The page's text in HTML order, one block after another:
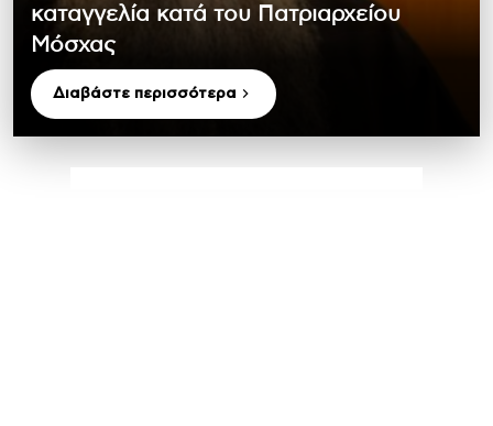
καταγγελία κατά του Πατριαρχείου
Μόσχας
Διαβάστε περισσότερα